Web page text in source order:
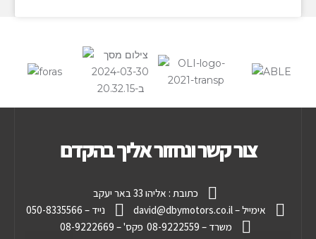
צור קשר ונחזור אליך בהקדם
כתובת : אליהו 33 באר יעקב
אימייל – david@dbymotors.co.il
נייד – 050-8335566
משרד – 08-9222559
פקס' – 08-9222669